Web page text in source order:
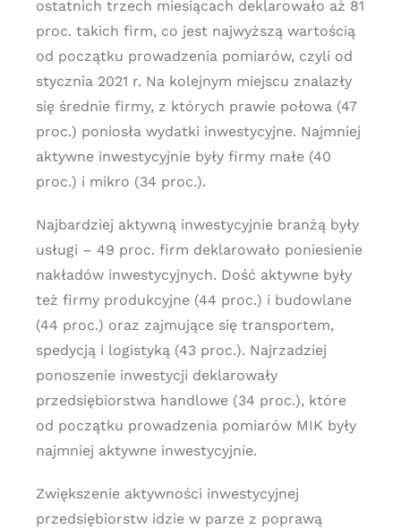
ostatnich trzech miesiącach deklarowało aż 81
proc. takich firm, co jest najwyższą wartością
od początku prowadzenia pomiarów, czyli od
stycznia 2021 r. Na kolejnym miejscu znalazły
się średnie firmy, z których prawie połowa (47
proc.) poniosła wydatki inwestycyjne. Najmniej
aktywne inwestycyjnie były firmy małe (40
proc.) i mikro (34 proc.).
Najbardziej aktywną inwestycyjnie branżą były
usługi – 49 proc. firm deklarowało poniesienie
nakładów inwestycyjnych. Dość aktywne były
też firmy produkcyjne (44 proc.) i budowlane
(44 proc.) oraz zajmujące się transportem,
spedycją i logistyką (43 proc.). Najrzadziej
ponoszenie inwestycji deklarowały
przedsiębiorstwa handlowe (34 proc.), które
od początku prowadzenia pomiarów MIK były
najmniej aktywne inwestycyjnie.
Zwiększenie aktywności inwestycyjnej
przedsiębiorstw idzie w parze z poprawą